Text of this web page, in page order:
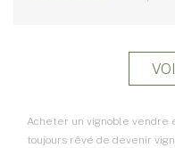
Acheter un vignoble vendre
toujours rêvé de devenir